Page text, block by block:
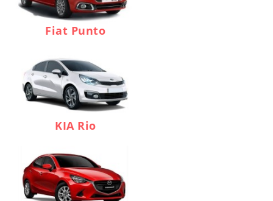
Fiat Punto
KIA Rio